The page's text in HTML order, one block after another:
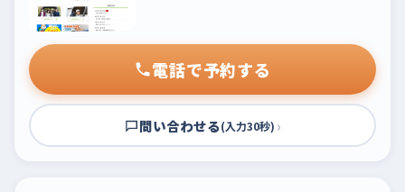
電話で予約する
問い合わせる(入力30秒) ›